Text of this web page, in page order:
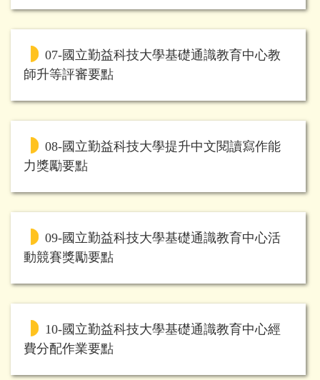
07-國立勤益科技大學基礎通識教育中心教
師升等評審要點
08-國立勤益科技大學提升中文閱讀寫作能
力獎勵要點
09-國立勤益科技大學基礎通識教育中心活
動競賽獎勵要點
10-國立勤益科技大學基礎通識教育中心經
費分配作業要點